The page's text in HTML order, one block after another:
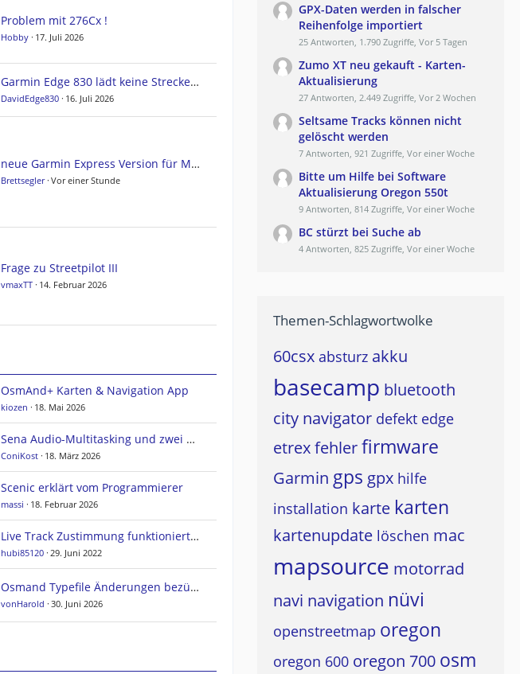
Problem mit 276Cx !
Hobby 17. Juli 2026
Garmin Edge 830 lädt keine Strecken mehr von Komoot
DavidEdge830 16. Juli 2026
neue Garmin Express Version für MacOS
Brettsegler Vor einer Stunde
Frage zu Streetpilot III
vmaxTT 14. Februar 2026
OsmAnd+ Karten & Navigation App
kiozen 18. Mai 2026
Sena Audio-Multitasking und zwei A2DP-Quellen?
ConiKost 18. März 2026
Scenic erklärt vom Programmierer
massi 18. Februar 2026
Live Track Zustimmung funktioniert nicht
hubi85120 29. Juni 2022
Osmand Typefile Änderungen bezüglich dieses Thread....., mögliche Fehlerquelle warum es nicht gehen kann...
vonHarold 30. Juni 2026
GPX-Daten werden in falscher
Reihenfolge importiert
25 Antworten, 1.790 Zugriffe, Vor 5 Tagen
Zumo XT neu gekauft - Karten-
Aktualisierung
27 Antworten, 2.449 Zugriffe, Vor 2 Wochen
Seltsame Tracks können nicht
gelöscht werden
7 Antworten, 921 Zugriffe, Vor einer Woche
Bitte um Hilfe bei Software
Aktualisierung Oregon 550t
9 Antworten, 814 Zugriffe, Vor einer Woche
BC stürzt bei Suche ab
4 Antworten, 825 Zugriffe, Vor einer Woche
Themen-Schlagwortwolke
60csx absturz akku
basecamp bluetooth
city navigator defekt edge
etrexfehlerfirmware
Garmin gps gpx hilfe
installation karte karten
kartenupdate löschen mac
mapsource motorrad
navi navigation nüvi
openstreetmap oregon
oregon 600 oregon 700 osm